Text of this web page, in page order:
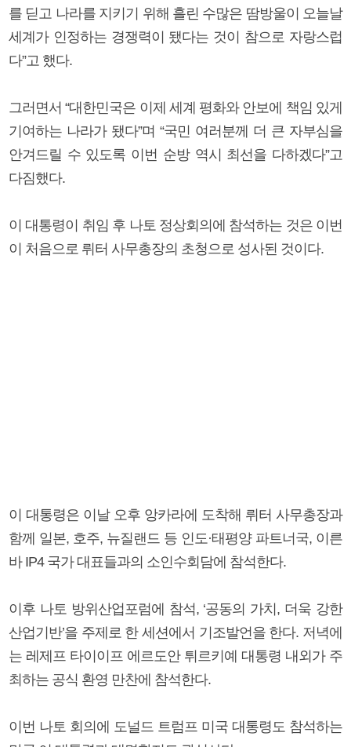
를 딛고 나라를 지키기 위해 흘린 수많은 땀방울이 오늘날
세계가 인정하는 경쟁력이 됐다는 것이 참으로 자랑스럽
다”고 했다.
그러면서 “대한민국은 이제 세계 평화와 안보에 책임 있게
기여하는 나라가 됐다”며 “국민 여러분께 더 큰 자부심을
안겨드릴 수 있도록 이번 순방 역시 최선을 다하겠다”고
다짐했다.
이 대통령이 취임 후 나토 정상회의에 참석하는 것은 이번
이 처음으로 뤼터 사무총장의 초청으로 성사된 것이다.
이 대통령은 이날 오후 앙카라에 도착해 뤼터 사무총장과
함께 일본, 호주, 뉴질랜드 등 인도·태평양 파트너국, 이른
바 IP4 국가 대표들과의 소인수회담에 참석한다.
이후 나토 방위산업포럼에 참석, ‘공동의 가치, 더욱 강한
산업기반’을 주제로 한 세션에서 기조발언을 한다. 저녁에
는 레제프 타이이프 에르도안 튀르키예 대통령 내외가 주
최하는 공식 환영 만찬에 참석한다.
이번 나토 회의에 도널드 트럼프 미국 대통령도 참석하는